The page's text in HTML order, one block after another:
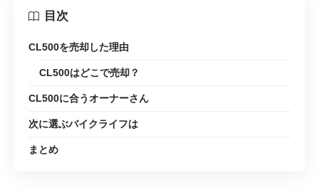
目次
CL500を売却した理由
CL500はどこで売却？
CL500に合うオーナーさん
次に選ぶバイクライフは
まとめ